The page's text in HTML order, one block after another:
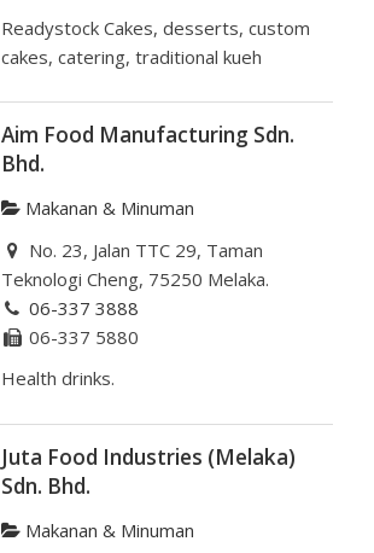
Readystock Cakes, desserts, custom
cakes, catering, traditional kueh
Aim Food Manufacturing Sdn.
Bhd.
Makanan & Minuman
No. 23, Jalan TTC 29, Taman
Teknologi Cheng, 75250 Melaka.
06-337 3888
06-337 5880
Health drinks.
Juta Food Industries (Melaka)
Sdn. Bhd.
Makanan & Minuman